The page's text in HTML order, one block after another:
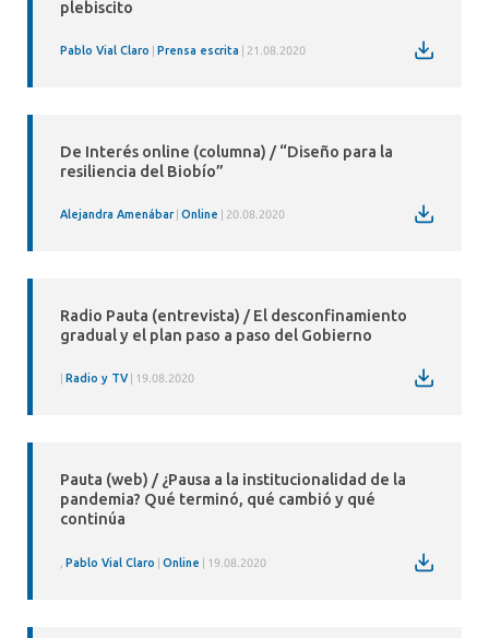
plebiscito
Pablo Vial Claro Prensa escrita 21.08.2020
De Interés online (columna) / “Diseño para la
resiliencia del Biobío”
Alejandra Amenábar Online 20.08.2020
Radio Pauta (entrevista) / El desconfinamiento
gradual y el plan paso a paso del Gobierno
Radio y TV 19.08.2020
Pauta (web) / ¿Pausa a la institucionalidad de la
pandemia? Qué terminó, qué cambió y qué
continúa
, Pablo Vial Claro Online 19.08.2020